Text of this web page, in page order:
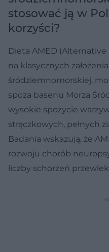
stosować ją w
korzyści?
Dieta AMED
na klasycznych
śródziemnomorskiej,
spoza basenu Morza
wysokie spożycie
strączkowych, pełnych
Badania wskazują, że
rozwoju chorób
liczby schorzeń